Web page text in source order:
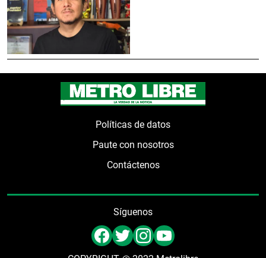
Políticas de datos
Paute con nosotros
Contáctenos
Síguenos